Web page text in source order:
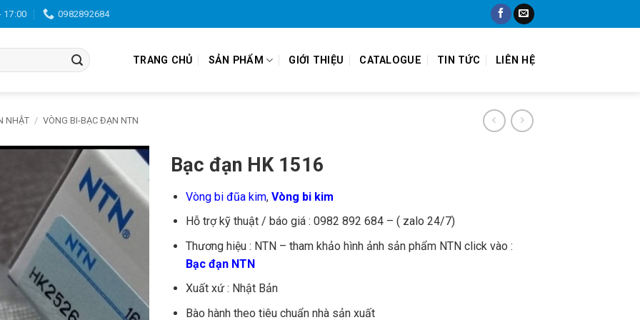
17:00 0982892684
TRANG CHỦ SẢN PHẨM GIỚI THIỆU CATALOGUE TIN TỨC LIÊN HỆ
NHẬT / VÒNG BI-BẠC ĐẠN NTN
Bạc đạn HK 1516
Vòng bi đũa kim, Vòng bi kim
Hỗ trợ kỹ thuật / báo giá : 0982 892 684 – ( zalo 24/7)
Thương hiệu : NTN – tham khảo hình ảnh sản phẩm NTN click vào :
Bạc đạn NTN
Xuất xứ : Nhật Bản
Bào hành theo tiêu chuẩn nhà sản xuất